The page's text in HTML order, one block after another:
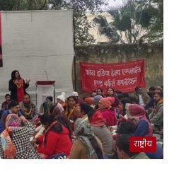
राष्ट्रीय